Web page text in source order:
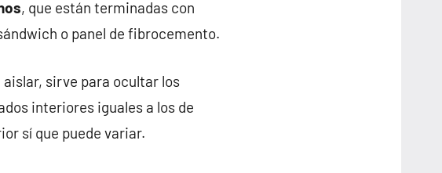
, que están terminadas con
o panel de fibrocemento.
sirve para ocultar los
interiores iguales a los de
sí que puede variar.